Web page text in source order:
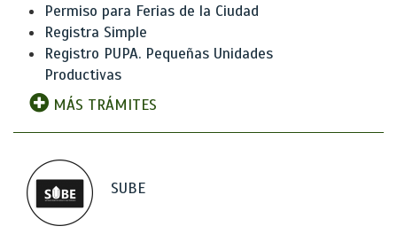
Permiso para Ferias de la Ciudad
Registra Simple
Registro PUPA. Pequeñas Unidades
Productivas
MÁS TRÁMITES
SUBE